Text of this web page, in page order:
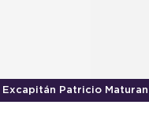
Excapitán Patricio